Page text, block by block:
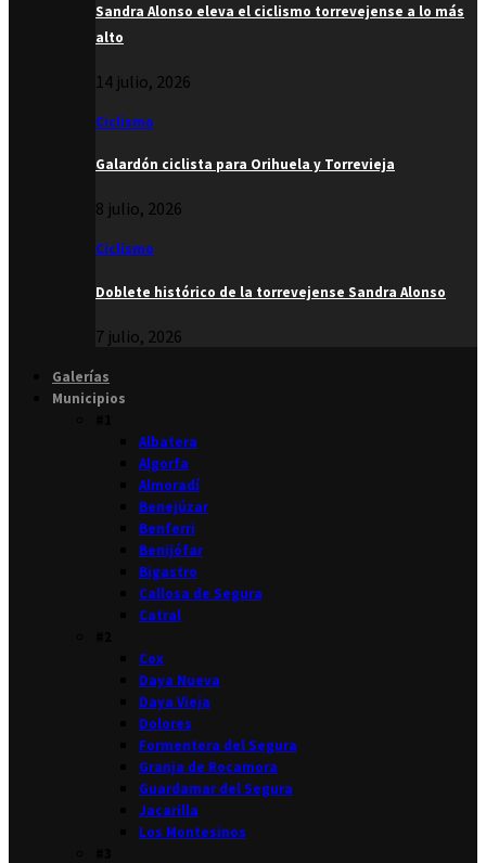
Sandra Alonso eleva el ciclismo torrevejense a lo más
alto
14 julio, 2026
Ciclismo
Galardón ciclista para Orihuela y Torrevieja
8 julio, 2026
Ciclismo
Doblete histórico de la torrevejense Sandra Alonso
7 julio, 2026
Galerías
Municipios
Albatera
Algorfa
Almoradí
Benejúzar
Benferri
Benijófar
Bigastro
Callosa de Segura
Catral
Cox
Daya Nueva
Daya Vieja
Dolores
Formentera del Segura
Granja de Rocamora
Guardamar del Segura
Jacarilla
Los Montesinos